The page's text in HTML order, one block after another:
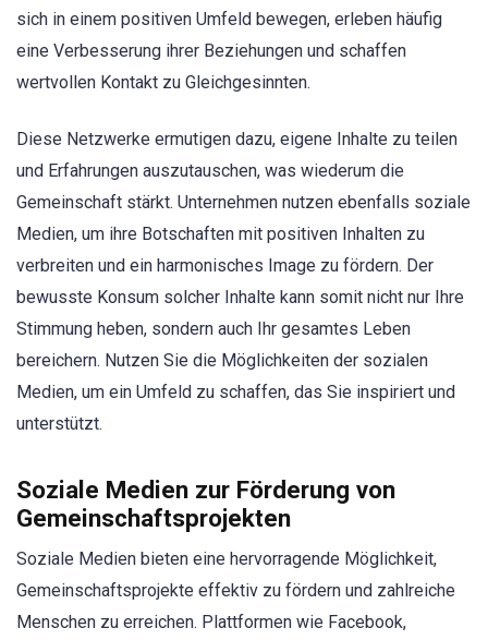
sich in einem positiven Umfeld bewegen, erleben häufig
eine Verbesserung ihrer Beziehungen und schaffen
wertvollen Kontakt zu Gleichgesinnten.
Diese Netzwerke ermutigen dazu, eigene Inhalte zu teilen
und Erfahrungen auszutauschen, was wiederum die
Gemeinschaft stärkt. Unternehmen nutzen ebenfalls soziale
Medien, um ihre Botschaften mit positiven Inhalten zu
verbreiten und ein harmonisches Image zu fördern. Der
bewusste Konsum solcher Inhalte kann somit nicht nur Ihre
Stimmung heben, sondern auch Ihr gesamtes Leben
bereichern. Nutzen Sie die Möglichkeiten der sozialen
Medien, um ein Umfeld zu schaffen, das Sie inspiriert und
unterstützt.
Soziale Medien zur Förderung von
Gemeinschaftsprojekten
Soziale Medien bieten eine hervorragende Möglichkeit,
Gemeinschaftsprojekte effektiv zu fördern und zahlreiche
Menschen zu erreichen. Plattformen wie Facebook,